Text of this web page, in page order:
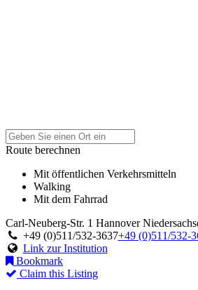
Route berechnen
Mit öffentlichen Verkehrsmitteln
Walking
Mit dem Fahrrad
Carl-Neuberg-Str. 1 Hannover
+49 (0)511/532-3637+49 (0)511/532-
Link zur Institution
Bookmark
Claim this Listing